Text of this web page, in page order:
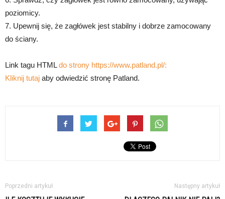
poziomicy.
7. Upewnij się, że zagłówek jest stabilny i dobrze zamocowany
do ściany.
Link tagu HTMLdo strony https://www.patland.pl/:
Kliknij tutaj aby odwiedzić stronę Patland.
Poprzedni artykuł Następny artykuł